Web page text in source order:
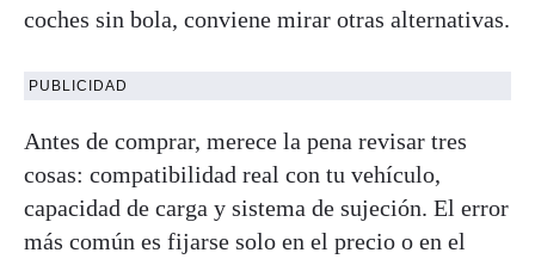
coches sin bola, conviene mirar otras alternativas.
PUBLICIDAD
Antes de comprar, merece la pena revisar tres
cosas: compatibilidad real con tu vehículo,
capacidad de carga y sistema de sujeción. El error
más común es fijarse solo en el precio o en el